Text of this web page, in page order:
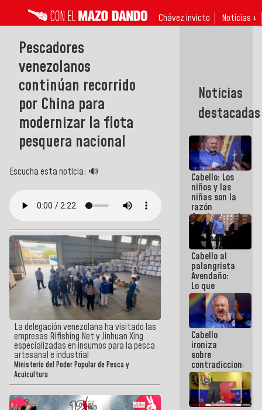
Chávez invicto Noticias ↓
Pescadores
venezolanos
continúan recorrido
por China para
modernizar la flota
pesquera nacional
Escucha esta noticia: 🔊
La delegación venezolana ha visitado las
empresas Rifishing Net y Jinhuan Xing
especializadas en insumos para la pesca
artesanal e industrial
Ministerio del Poder Popular de Pesca y
Acuicultura
Noticias
destacadas
Cabello: Los
niños y las
niñas son la
razón
fundamental
de todo lo
que
estamos
haciendo
Cabello al
palangrista
Avendaño:
Lo que
vayas a
escribir
hazlo hoy
por que no
sabemos si
la semana
que viene
hay
programa
Cabello
ironiza
sobre
contradicciones
y mentiras
de María
Machado:
¡Créanle!